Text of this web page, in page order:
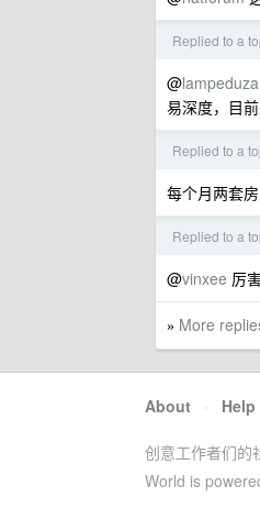
Replied to a
@lampeduza
易深度，目
Replied to a
每个月两套
Replied to a
@vinxee 厉
» More
About · Help
创意工作者们的
World is